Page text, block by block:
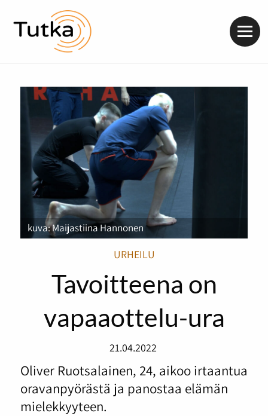
kuva: Maijastiina Hannonen
URHEILU
Tavoitteena on
vapaaottelu-ura
21.04.2022
Oliver Ruotsalainen, 24, aikoo irtaantua
oravanpyörästä ja panostaa elämän
mielekkyyteen.